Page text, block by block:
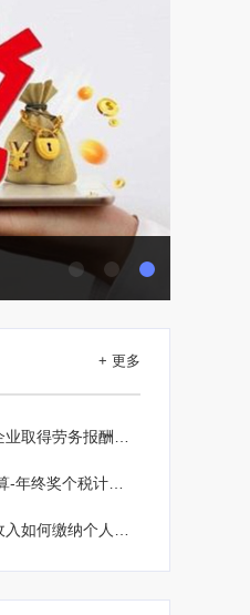
+ 更多
2025年终奖个税怎么计算-年终奖个税计算器